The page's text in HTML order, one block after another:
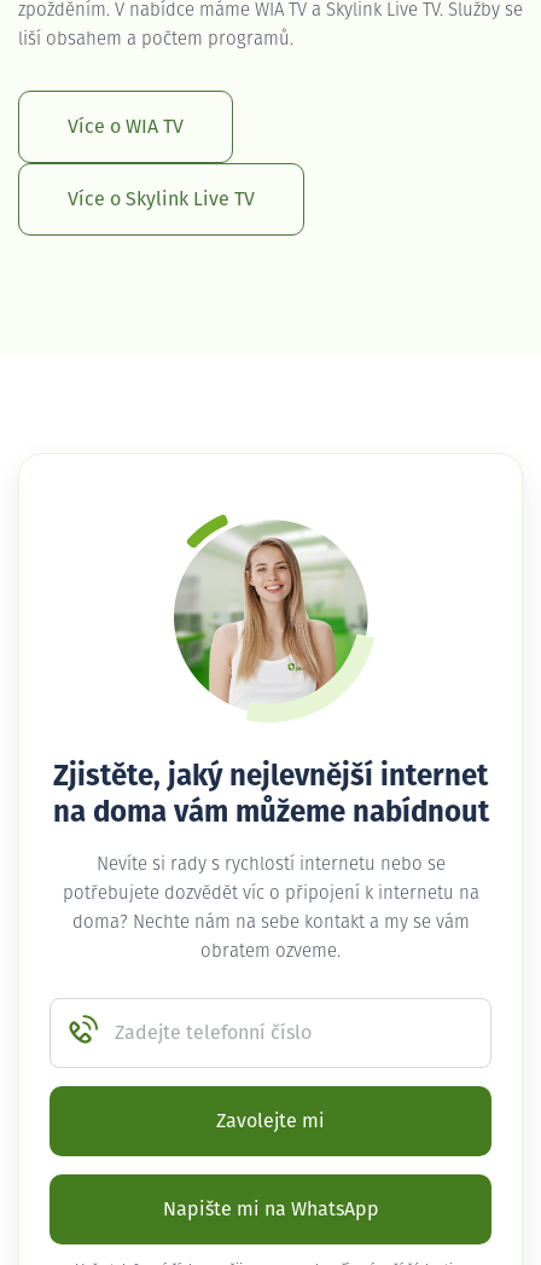
zpožděním. V nabídce máme WIA TV a Skylink Live TV. Služby se
liší obsahem a počtem programů.
Více o WIA TV
Více o Skylink Live TV
Zjistěte, jaký nejlevnější internet
na doma vám můžeme nabídnout
Nevíte si rady s rychlostí internetu nebo se
potřebujete dozvědět víc o připojení k internetu na
doma? Nechte nám na sebe kontakt a my se vám
obratem ozveme.
Zadejte telefonní číslo
Zavolejte mi
Napište mi na WhatsApp